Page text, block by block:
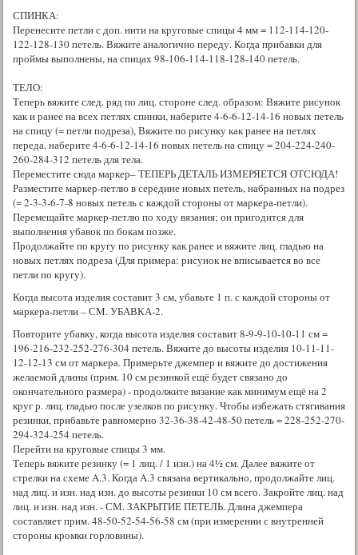
СПИНКА:
Перенесите петли с доп. нити на круговые спицы 4 мм = 112-114-120-
122-128-130 петель. Вяжите аналогично переду. Когда прибавки для
проймы выполнены, на спицах 98-106-114-118-128-140 петель.
ТЕЛО:
Теперь вяжите след. ряд по лиц. стороне след. образом: Вяжите рисунок
как и ранее на всех петлях спинки, наберите 4-6-6-12-14-16 новых петель
на спицу (= петли подреза), Вяжите по рисунку как ранее на петлях
переда, наберите 4-6-6-12-14-16 новых петель на спицу = 204-224-240-
260-284-312 петель для тела.
Переместите сюда маркер– ТЕПЕРЬ ДЕТАЛЬ ИЗМЕРЯЕТСЯ ОТСЮДА!
Разместите маркер-петлю в середине новых петель, набранных на подрез
(= 2-3-3-6-7-8 новых петель с каждой стороны от маркера-петли).
Перемещайте маркер-петлю по ходу вязания; он пригодится для
выполнения убавок по бокам позже.
Продолжайте по кругу по рисунку как ранее и вяжите лиц. гладью на
новых петлях подреза (Для примера: рисунок не вписывается во все
петли по кругу).
Когда высота изделия составит 3 см, убавьте 1 п. с каждой стороны от
маркера-петли – СМ. УБАВКА-2.
Повторите убавку, когда высота изделия составит 8-9-9-10-10-11 см =
196-216-232-252-276-304 петель. Вяжите до высоты изделия 10-11-11-
12-12-13 см от маркера. Примерьте джемпер и вяжите до достижения
желаемой длины (прим. 10 см резинкой ещё будет связано до
окончательного размера) - продолжите вязание как минимум ещё на 2
круг р. лиц. гладью после узелков по рисунку. Чтобы избежать стягивания
резинки, прибавьте равномерно 32-36-38-42-48-50 петель = 228-252-270-
294-324-254 петель.
Перейти на круговые спицы 3 мм.
Теперь вяжите резинку (= 1 лиц. / 1 изн.) на 4½ см. Далее вяжите от
стрелки на схеме A.3. Когда A.3 связана вертикально, продолжайте лиц.
над лиц. и изн. над изн. до высоты резинки 10 см всего. Закройте лиц. над
лиц. и изн. над изн. - СМ. ЗАКРЫТИЕ ПЕТЕЛЬ. Длина джемпера
составляет прим. 48-50-52-54-56-58 см (при измерении с внутренней
стороны кромки горловины).